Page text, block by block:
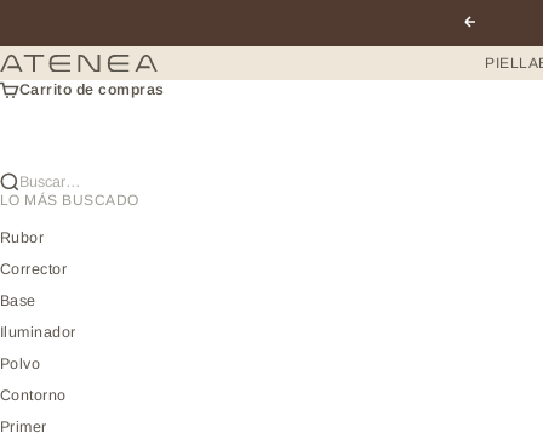
Anterior
Atenea profesional PIEL
Carrito de compras
Buscar…
LO MÁS BUSCADO
Rubor
Corrector
Base
Iluminador
Polvo
Contorno
Primer